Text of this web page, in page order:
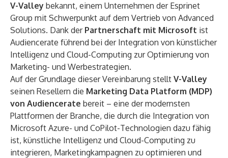
V-Valley bekannt, einem Unternehmen der Esprinet
Group mit Schwerpunkt auf dem Vertrieb von Advanced
Solutions. Dank der Partnerschaft mit Microsoft ist
Audiencerate führend bei der Integration von künstlicher
Intelligenz und Cloud-Computing zur Optimierung von
Marketing- und Werbestrategien.
Auf der Grundlage dieser Vereinbarung stellt V-Valley
seinen Resellern die Marketing Data Platform (MDP)
von Audiencerate bereit – eine der modernsten
Plattformen der Branche, die durch die Integration von
Microsoft Azure- und CoPilot-Technologien dazu fähig
ist, künstliche Intelligenz und Cloud-Computing zu
integrieren, Marketingkampagnen zu optimieren und